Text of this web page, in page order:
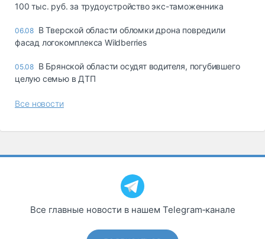
100 тыс. руб. за трудоустройство экс-таможенника
06.08 В Тверской области обломки дрона повредили
фасад логокомплекса Wildberries
05.08 В Брянской области осудят водителя, погубившего
целую семью в ДТП
Все новости
Все главные новости в нашем Telegram‑канале